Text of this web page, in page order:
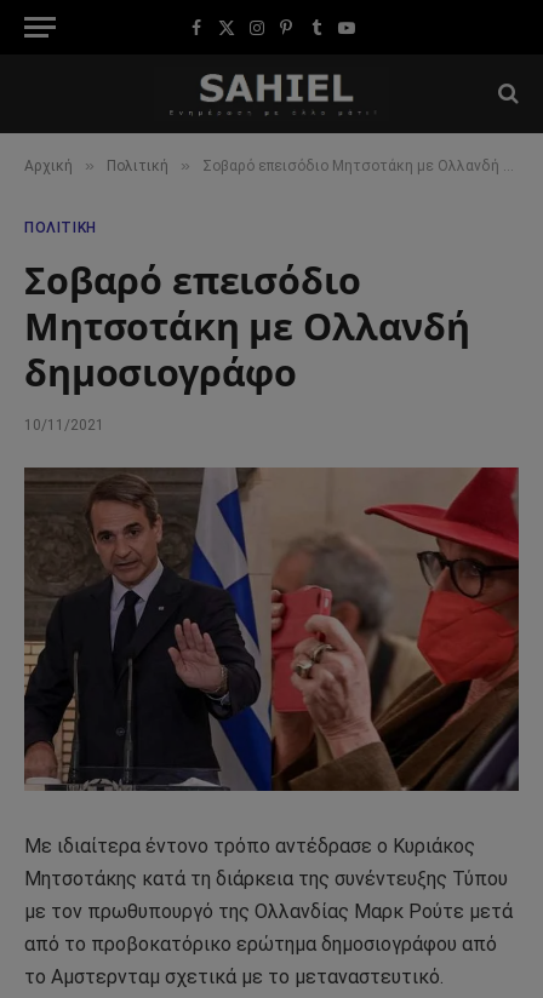
Facebook
X
Instagram
Pinterest
TumblrYouTube
Αρχική » Πολιτική » Σοβαρό επεισόδιο Μητσοτάκη με Ολλανδή δημοσιογράφο
ΠΟΛΙΤΙΚΉ
Σοβαρό επεισόδιο
Μητσοτάκη με Ολλανδή
δημοσιογράφο
10/11/2021
Με ιδιαίτερα έντονο τρόπο αντέδρασε ο Κυριάκος
Μητσοτάκης κατά τη διάρκεια της συνέντευξης Τύπου
με τον πρωθυπουργό της Ολλανδίας Μαρκ Ρούτε μετά
από το προβοκατόρικο ερώτημα δημοσιογράφου από
το Αμστερνταμ σχετικά με το μεταναστευτικό.